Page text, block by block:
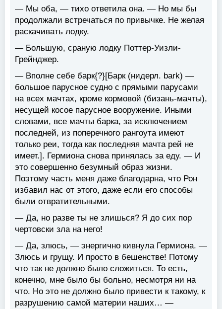
— Мы оба, — тихо ответила она. — Но мы бы
продолжали встречаться по привычке. Не желая
раскачивать лодку.
— Большую, сраную лодку Поттер-Уизли-
Грейнджер.
— Вполне себе барк{?}[Барк (нидерл. bark) —
большое парусное судно с прямыми парусами
на всех мачтах, кроме кормовой (бизань-мачты),
несущей косое парусное вооружение. Иными
словами, все мачты барка, за исключением
последней, из поперечного рангоута имеют
только реи, тогда как последняя мачта рей не
имеет.]. Гермиона снова принялась за еду. — И
это совершенно безумный образ жизни.
Поэтому часть меня даже благодарна, что Рон
избавил нас от этого, даже если его способы
были отвратительными.
— Да, но разве ты не злишься? Я до сих пор
чертовски зла на него!
— Да, злюсь, — энергично кивнула Гермиона. —
Злюсь и грущу. И просто в бешенстве! Потому
что так не должно было сложиться. То есть,
конечно, мне было бы больно, несмотря ни на
что. Но это не должно было привести к такому, к
разрушению самой материи наших… —